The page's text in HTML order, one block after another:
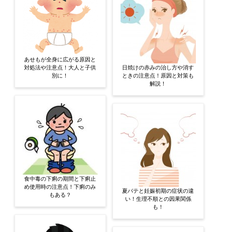
あせもが全身に広がる原因と
対処法や注意点！大人と子供
別に！
食中毒の下痢の期間と下痢止
め使用時の注意点！下痢のみ
もある？
日焼けの赤みの治し方や消す
ときの注意点！原因と対策も
解説！
夏バテと妊娠初期の症状の違
い！生理不順との因果関係
も！